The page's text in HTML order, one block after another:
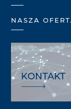
NASZA
KONTAKT